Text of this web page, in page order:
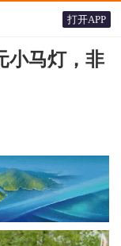
打开APP
小马灯，非